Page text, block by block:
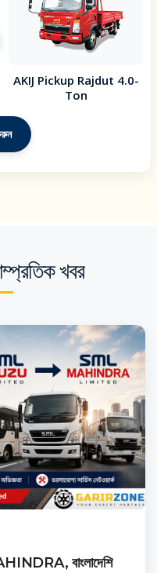
AKIJ Pickup Rajdut 4.0-
Ton
খবর
বাংলাদেশি